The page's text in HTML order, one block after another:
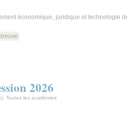
économique, juridique et technologie
2026
Toutes les académies